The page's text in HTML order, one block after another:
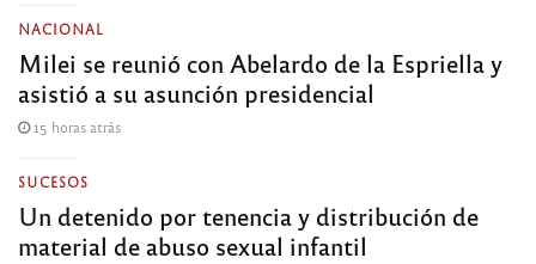
NACIONAL
Milei se reunió con Abelardo de la Espriella y
asistió a su asunción presidencial
15 horas atrás
SUCESOS
Un detenido por tenencia y distribución de
material de abuso sexual infantil